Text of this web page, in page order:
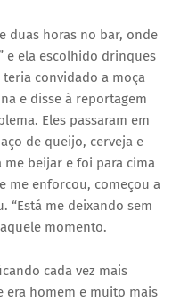
duas horas no bar, onde
e ela escolhido drinques
convidado a moça
e disse à reportagem
Eles passaram em
de queijo, cerveja e
me beijar e foi para cima
me enforcou, começou a
“Está me deixando sem
momento.
cada vez mais
era homem e muito mais